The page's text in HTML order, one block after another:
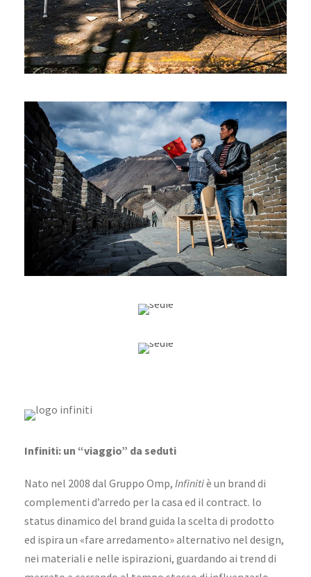
Infiniti: un “viaggio” da seduti
Nato nel 2008 dal Gruppo Omp, Infinitiè un brand di
complementi d’arredo per la casa ed il contract. lo
status dinamico del brand guida la scelta di prodotto
ed ispira un «fare arredamento» alternativo nel design,
nei materiali e nelle ispirazioni, guardando ai trend di